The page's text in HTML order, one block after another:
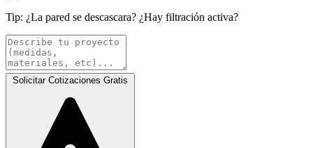
Tip: ¿La pared se descascara? ¿Hay filtración activa?
Solicitar Cotizaciones Gratis